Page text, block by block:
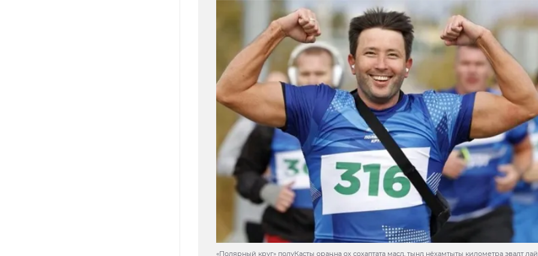
«Полярный круг» полуКасты ораңна ох сохаптата масӆ, тынӆ нёхамтыты километра эваӆт